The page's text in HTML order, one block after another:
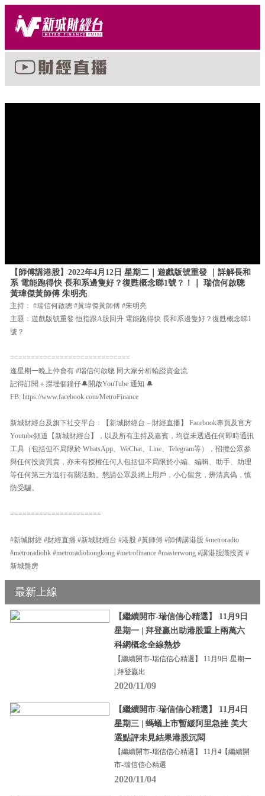
【師傅講港股】2022年4月12日 星期二｜遊戲版號重發 ｜詳解長和
系 電能跑得快 長和系邊隻好？復甦概念睇1號？！｜ 瑞信何啟聰
黃瑋傑黃師傅 朱明亮
主持： #瑞信何啟聰 #黃瑋傑黃師傅 #朱明亮
主題：遊戲版號重發 恒指跟A股回升 電能跑得快 長和系邊隻好？復甦概念睇1
號？
=============================
逢星期一晚上仲會有 #瑞信何啟聰 同大家分析輪證資金流
記得訂閱＋㩒埋個鐘仔🔔開啟YouTube 通知 🔔
FB: https://www.facebook.com/MetroFinance
新城財經台及旗下社交平台：【新城財經台 – 財經直播】 Facebook專頁及官方
Youtube頻道【新城財經台】，以及所有主持及嘉賓，均從未透過任何即時通訊
工具（包括但不局限於 WhatsApp、WeChat、Line、Telegram等），招攬公眾參
與任何投資買賣，亦未有授權任何人包括但不局限於小編、編輯、助手、助理
等任何第三方進行有關活動。懇請公眾及網上用戶，小心留意，辨清真偽，慎
防受騙。
======================
#新城財經 #財經直播 #新城財經台 #港股 #黃師傅 #師傅講港股 #metroradio
#metroradiohk #metroradiohongkong #metrofinance #masterwong #講港股識投資 #
新城盤房
最新上線
【繼續開市-瑞信信心精選】 11月9日
星期一 | 拜登贏出助港股重上兩萬六
科網概念全線熱炒
【繼續開市-瑞信信心精選】 11月9日 星期一
| 拜登贏出
2020/11/09
【繼續開市-瑞信信心精選】 11月4日
星期三 | 螞蟻上市暫緩阿里急挫 美大
選點評未見結果港股沉悶
【繼續開市-瑞信信心精選】 11月4【繼續開
市-瑞信信心精選
2020/11/04